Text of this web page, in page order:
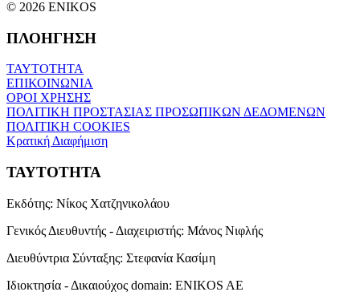
© 2026 ENIKOS
ΠΛΟΗΓΗΣΗ
ΤΑΥΤΟΤΗΤΑ
ΕΠΙΚΟΙΝΩΝΙΑ
ΟΡΟΙ ΧΡΗΣΗΣ
ΠΟΛΙΤΙΚΗ ΠΡΟΣΤΑΣΙΑΣ ΠΡΟΣΩΠΙΚΩΝ ΔΕΔΟΜΕΝΩΝ
ΠΟΛΙΤΙΚΗ COOKIES
Κρατική Διαφήμιση
ΤΑΥΤΟΤΗΤΑ
Εκδότης: Νίκος Χατζηνικολάου
Γενικός Διευθυντής - Διαχειριστής: Μάνος Νιφλής
Διευθύντρια Σύνταξης: Στεφανία Κασίμη
Ιδιοκτησία - Δικαιούχος domain: ENIKOS AE